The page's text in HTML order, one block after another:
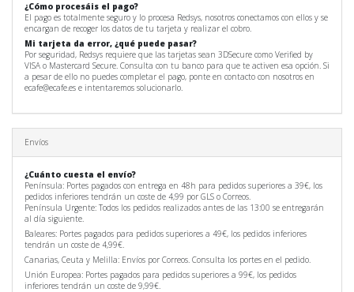
¿Cómo procesáis el pago?
El pago es totalmente seguro y lo procesa Redsys, nosotros conectamos con ellos y se
encargan de recoger los datos de tu tarjeta y realizar el cobro.
Mi tarjeta da error, ¿qué puede pasar?
Por seguridad, Redsys requiere que las tarjetas sean 3DSecure como Verified by
VISA o Mastercard Secure. Consulta con tu banco para que te activen esa opción. Si
a pesar de ello no puedes completar el pago, ponte en contacto con nosotros en
ecafe@ecafe.es e intentaremos solucionarlo.
Envíos
¿Cuánto cuesta el envío?
Península: Portes pagados con entrega en 48h para pedidos superiores a 39€, los
pedidos inferiores tendrán un coste de 4,99 por GLS o Correos.
Península Urgente: Todos los pedidos realizados antes de las 13:00 se entregarán
al día siguiente.
Baleares: Portes pagados para pedidos superiores a 49€, los pedidos inferiores
tendrán un coste de 4,99€.
Canarias, Ceuta y Melilla: Envíos por Correos. Consulta los portes en el pedido.
Unión Europea: Portes pagados para pedidos superiores a 99€, los pedidos
inferiores tendrán un coste de 9,99€.